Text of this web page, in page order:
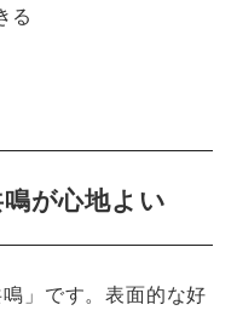
る
が心地よい
」です。表面的な好